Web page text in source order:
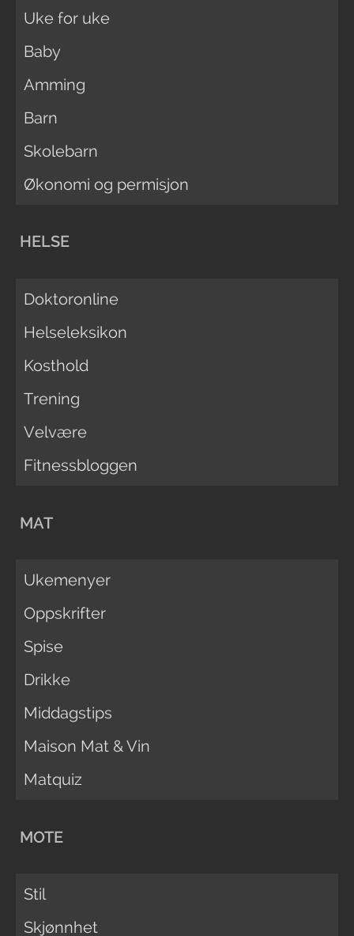
Uke for uke
Baby
Amming
Barn
Skolebarn
Økonomi og permisjon
HELSE
Doktoronline
Helseleksikon
Kosthold
Trening
Velvære
Fitnessbloggen
MAT
Ukemenyer
Oppskrifter
Spise
Drikke
Middagstips
Maison Mat & Vin
Matquiz
MOTE
Stil
Skjønnhet